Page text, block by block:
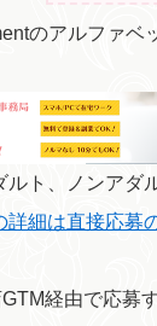
のアルファベ
ルト、ノンア
細は直接応募
経由で応募